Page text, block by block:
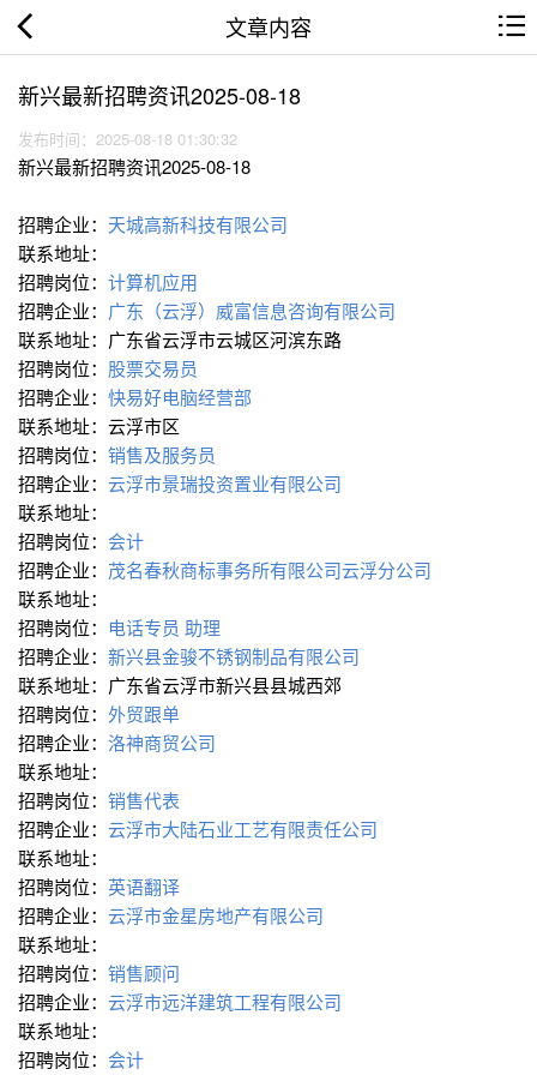
文章内容
新兴最新招聘资讯2025-08-18
发布时间：2025-08-18 01:30:32
新兴最新招聘资讯2025-08-18
招聘企业： 天城高新科技有限公司
联系地址：
招聘岗位： 计算机应用
招聘企业： 广东（云浮）威富信息咨询有限公司
联系地址：广东省云浮市云城区河滨东路
招聘岗位： 股票交易员
招聘企业： 快易好电脑经营部
联系地址：云浮市区
招聘岗位： 销售及服务员
招聘企业： 云浮市景瑞投资置业有限公司
联系地址：
招聘岗位： 会计
招聘企业： 茂名春秋商标事务所有限公司云浮分公司
联系地址：
招聘岗位： 电话专员 助理
招聘企业： 新兴县金骏不锈钢制品有限公司
联系地址：广东省云浮市新兴县县城西郊
招聘岗位： 外贸跟单
招聘企业： 洛神商贸公司
联系地址：
招聘岗位： 销售代表
招聘企业： 云浮市大陆石业工艺有限责任公司
联系地址：
招聘岗位： 英语翻译
招聘企业： 云浮市金星房地产有限公司
联系地址：
招聘岗位： 销售顾问
招聘企业： 云浮市远洋建筑工程有限公司
联系地址：
招聘岗位： 会计